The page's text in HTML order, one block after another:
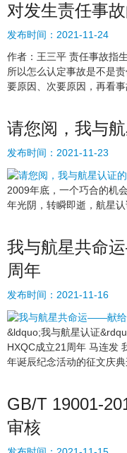
对发生责任事
发布时间： 2021-11-24
作者：王三平 责任事故指
所以怎么认定事故是不是
要原因、次要原因，再看
请您阅，我与
发布时间： 2021-11-23
2009年底，一个巧合的机
年光阴，转瞬即逝，航星认
我与航星共命
周年
发布时间： 2021-11-16
&ldquo;我与航星认证
HXQC成立21周年 马连发
年诞辰纪念活动的征文庆典
GB/T 19001-
审核